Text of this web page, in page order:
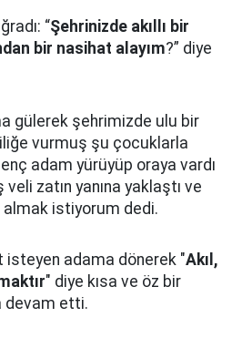
“Şehrinizde akıllı bir
bir nasihat alayım?” diye
gülerek şehrimizde ulu bir
vurmuş şu çocuklarla
adam yürüyüp oraya vardı
zatın yanına yaklaştı ve
istiyorum dedi.
adama dönerek "Akıl,
" diye kısa ve öz bir
devam etti.